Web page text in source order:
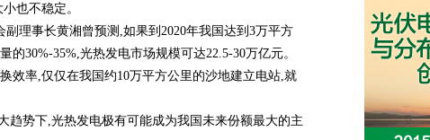
也不稳定。
理事长黄湘曾预测,如果到2020年我国达到3万平方
30%-35%,光热发电市场规模可达22.5-30万亿元。
效率,仅仅在我国约10万平方公里的沙地建立电站,就
趋势下,光热发电极有可能成为我国未来份额最大的主